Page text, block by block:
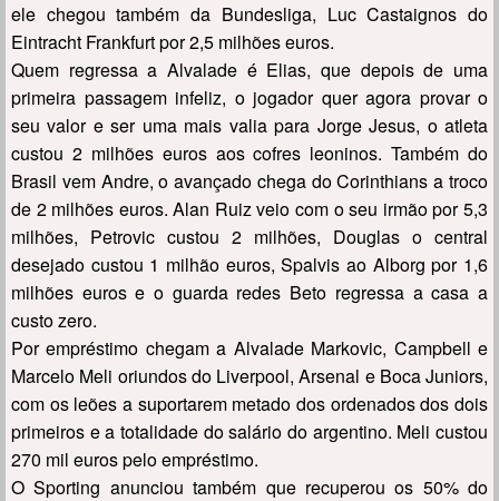
ele chegou também da Bundesliga, Luc Castaignos do
Eintracht Frankfurt por 2,5 milhões euros.
Quem regressa a Alvalade é Elias, que depois de uma
primeira passagem infeliz, o jogador quer agora provar o
seu valor e ser uma mais valia para Jorge Jesus, o atleta
custou 2 milhões euros aos cofres leoninos. Também do
Brasil vem Andre, o avançado chega do Corinthians a troco
de 2 milhões euros. Alan Ruiz veio com o seu irmão por 5,3
milhões, Petrovic custou 2 milhões, Douglas o central
desejado custou 1 milhão euros, Spalvis ao Alborg por 1,6
milhões euros e o guarda redes Beto regressa a casa a
custo zero.
Por empréstimo chegam a Alvalade Markovic, Campbell e
Marcelo Meli oriundos do Liverpool, Arsenal e Boca Juniors,
com os leões a suportarem metado dos ordenados dos dois
primeiros e a totalidade do salário do argentino. Meli custou
270 mil euros pelo empréstimo.
O Sporting anunciou também que recuperou os 50% do